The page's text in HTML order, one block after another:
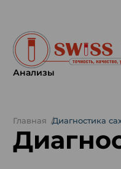
Анализы
Главная Диагностика